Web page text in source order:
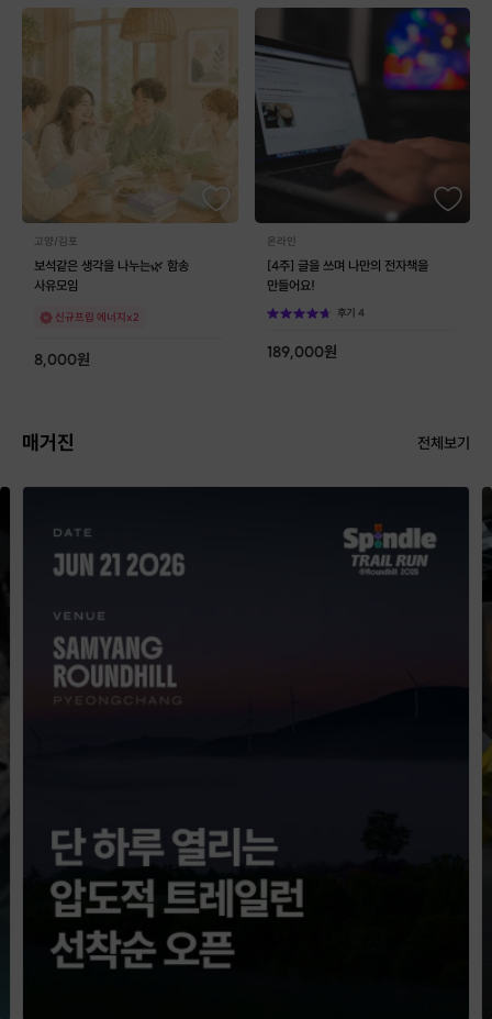
고양/김포
보석같은 생각을 나누는🌿 함송
사유모임
신규프립 에너지x2
8,000원
온라인
[4주] 글을 쓰며 나만의 전자책을
만들어요!
후기 4
189,000원
매거진 전체보기